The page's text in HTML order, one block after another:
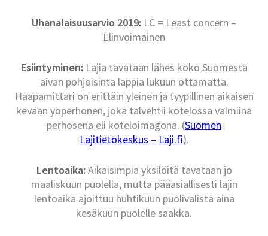
Uhanalaisuusarvio 2019: LC = Least concern –
Elinvoimainen
Esiintyminen: Lajia tavataan lähes koko Suomesta
aivan pohjoisinta lappia lukuun ottamatta.
Haapamittari on erittäin yleinen ja tyypillinen aikaisen
kevään yöperhonen, joka talvehtii kotelossa valmiina
perhosena eli koteloimagona. (Suomen
Lajitietokeskus – Laji.fi).
Lentoaika:Aikaisimpia yksilöitä tavataan jo
maaliskuun puolella, mutta pääasiallisesti lajin
lentoaika ajoittuu huhtikuun puolivälistä aina
kesäkuun puolelle saakka.